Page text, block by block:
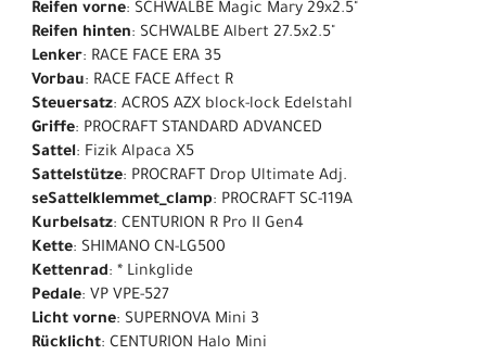
Reifen vorne: SCHWALBE Magic Mary 29x2.5"
Reifen hinten: SCHWALBE Albert 27.5x2.5"
Lenker: RACE FACE ERA 35
Vorbau: RACE FACE Affect R
Steuersatz: ACROS AZX block-lock Edelstahl
Griffe: PROCRAFT STANDARD ADVANCED
Sattel: Fizik Alpaca X5
Sattelstütze: PROCRAFT Drop Ultimate Adj.
seSattelklemmet_clamp: PROCRAFT SC-119A
Kurbelsatz: CENTURION R Pro II Gen4
Kette: SHIMANO CN-LG500
Kettenrad: * Linkglide
Pedale: VP VPE-527
Licht vorne: SUPERNOVA Mini 3
Rücklicht: CENTURION Halo Mini